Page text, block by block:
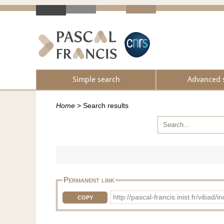
Simple search Advanced
Home > Search results
Permanent link
COPY http://pascal-francis.inist.fr/vibad/